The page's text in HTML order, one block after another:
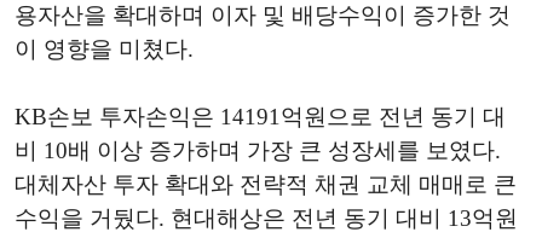
용자산을 확대하며 이자 및 배당수익이 증가한 것
이 영향을 미쳤다.
KB손보 투자손익은 14191억원으로 전년 동기 대
비 10배 이상 증가하며 가장 큰 성장세를 보였다.
대체자산 투자 확대와 전략적 채권 교체 매매로 큰
수익을 거뒀다. 현대해상은 전년 동기 대비 13억원